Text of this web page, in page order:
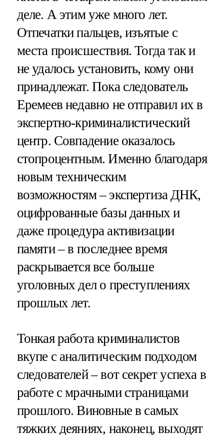
деле. А этим уже много лет.
Отпечатки пальцев, изъятые с
места происшествия. Тогда так и
не удалось установить, кому они
принадлежат. Пока следователь
Еремеев недавно не отправил их в
экспертно-криминалистический
центр. Совпадение оказалось
стопроцентным. Именно благодаря
новым техническим
возможностям – экспертиза ДНК,
оцифрованные базы данных и
даже процедура активизации
памяти – в последнее время
раскрывается все больше
уголовных дел о преступлениях
прошлых лет.
Тонкая работа криминалистов
вкупе с аналитическим подходом
следователей – вот секрет успеха в
работе с мрачными страницами
прошлого. Виновные в самых
тяжких деяниях, наконец, выходят